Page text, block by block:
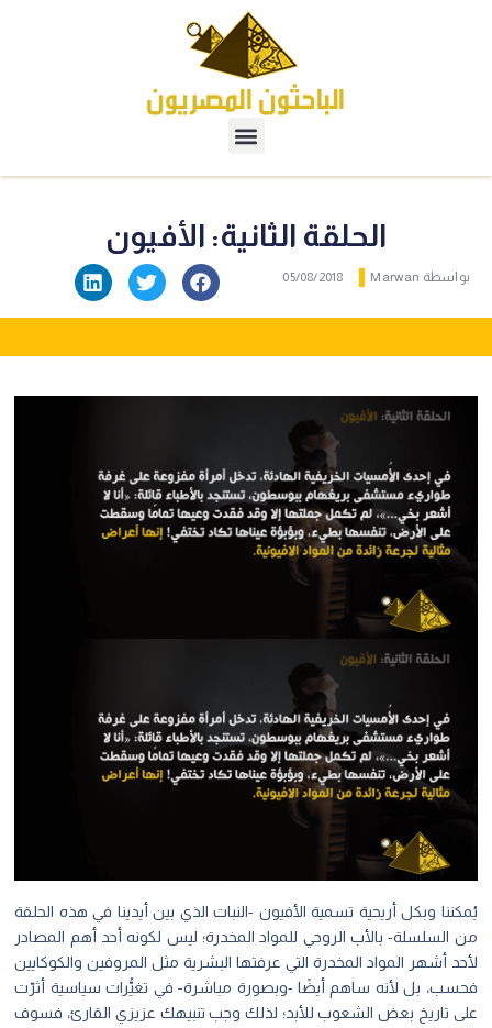
الحلقة الثانية: الأفيون
بواسطة 05/08/2018
يُمكننا وبكل أريحية تسمية الأفيون -النبات الذي بين أيدينا في هذه الحلقة
من السلسلة- بالأب الروحي للمواد المخدرة؛ ليس لكونه أحد أهم المصادر
لأحد أشهر المواد المخدرة التي عرفتها البشرية مثل المروفين والكوكايين
فحسب، بل لأنه ساهم أيضًا -وبصورة مباشرة- في تغيُّرات سياسية أثرّت
على تاريخ بعض الشعوب للأبد؛ لذلك وجب تنبيهك عزيزي القارئ، فسوف